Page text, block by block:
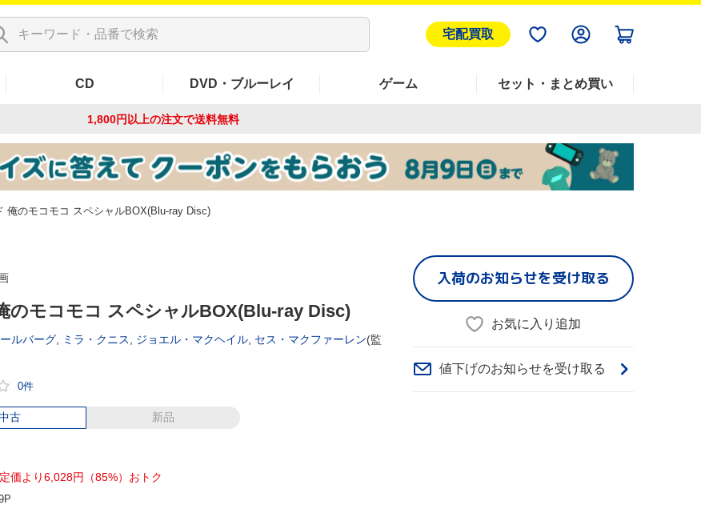
宅配買取
CD DVD・ブルーレイ ゲーム セット・まとめ買い
1,800円以上の注文で送料無料
俺のモコモコ スペシャルBOX(Blu-ray Disc)
のモコモコ スペシャルBOX(Blu-ray Disc)
ルバーグ, ミラ・クニス ジョエル・マクヘイル, セス・マクファーレン(監
0件
古 新品
定価より6,028円（85%）おトク
入荷のお知らせを受け取る
お気に入り追加
値下げのお知らせを受け取る